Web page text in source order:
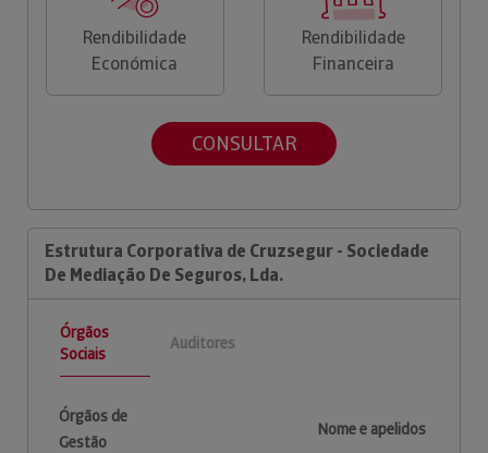
Rendibilidade
Económica
Rendibilidade
Financeira
CONSULTAR
Estrutura Corporativa de Cruzsegur - Sociedade
De Mediação De Seguros, Lda.
Órgãos
Sociais
Auditores
Órgãos de
Gestão
Nome e apelidos